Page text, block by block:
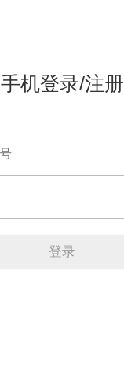
手机登录/注册
登录